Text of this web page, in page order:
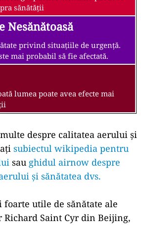
sănătății
Nesănătoasă
privind situațiile de urgență.
mai probabil să fie afectată.
lumea poate avea efecte mai
despre calitatea aerului și
subiectul wikipedia pentru
sau ghidul airnow despre
și sănătatea dvs.
utile de sănătate ale
Saint Cyr din Beijing,